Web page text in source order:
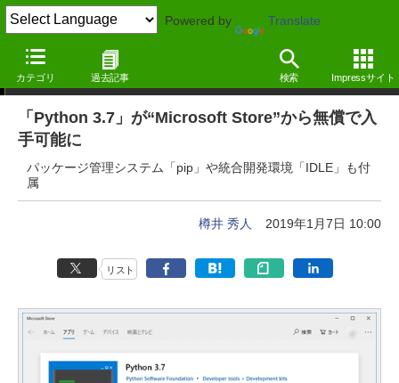
Powered by Translate
カテゴリ 過去記事 検索 Impressサイト
ニュース
「Python 3.7」が“Microsoft Store”から無償で入
手可能に
パッケージ管理システム「pip」や統合開発環境「IDLE」も付
属
樽井 秀人 2019年1月7日 10:00
リスト